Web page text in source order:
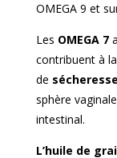
OMEGA 9 et
Les OMEGA 7
contribuent à
de
sphère
intestinal.
L’huile de